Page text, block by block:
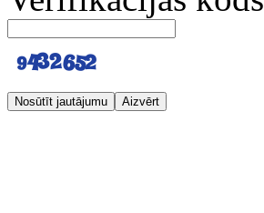
Nosūtīt jautājumu Aizvērt